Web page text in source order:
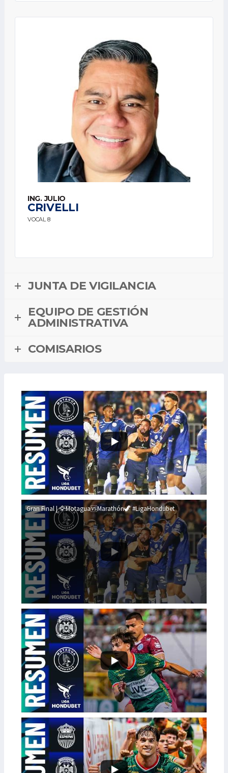
ING. JULIO
CRIVELLI
VOCAL 8
JUNTA DE VIGILANCIA
EQUIPO DE GESTIÓN
ADMINISTRATIVA
COMISARIOS
Gran Final | 🦅Motagua🆚Marathón🦖 #LigaHondubet